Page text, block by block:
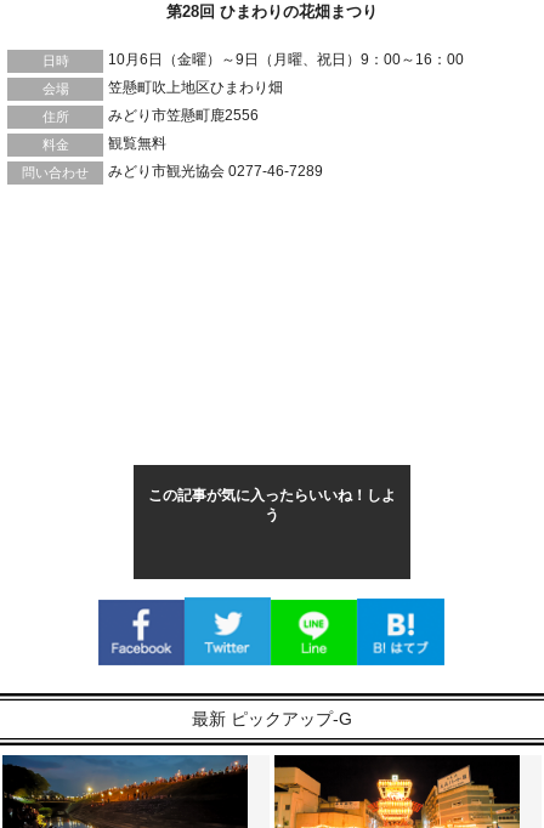
第28回 ひまわりの花畑まつり
日時 10月6日（金曜）～9日（月曜、祝日）9：00～16：00
会場 笠懸町吹上地区ひまわり畑
住所 みどり市笠懸町鹿2556
料金 観覧無料
問い合わせ みどり市観光協会 0277-46-7289
この記事が気に入ったらいいね！しよ
う
最新 ピックアップ-G